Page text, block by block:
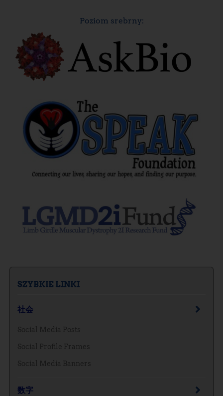
Poziom srebrny:
SZYBKIE LINKI
社会
Social Media Posts
Social Profile Frames
Social Media Banners
数字